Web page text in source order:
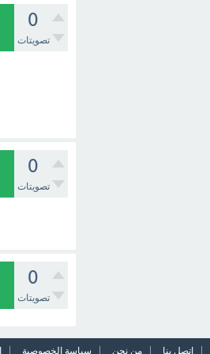
0
تصويتات
0
تصويتات
0
تصويتات
اتصل بنا من نحن سياسة الخصوصية